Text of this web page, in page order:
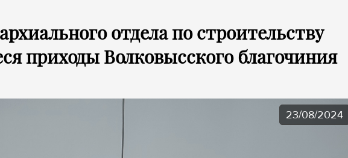
отдела по строительству
приходы Волковысского благочиния
23/08/2024